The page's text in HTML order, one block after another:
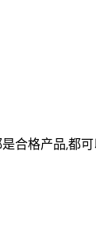
都是合格产